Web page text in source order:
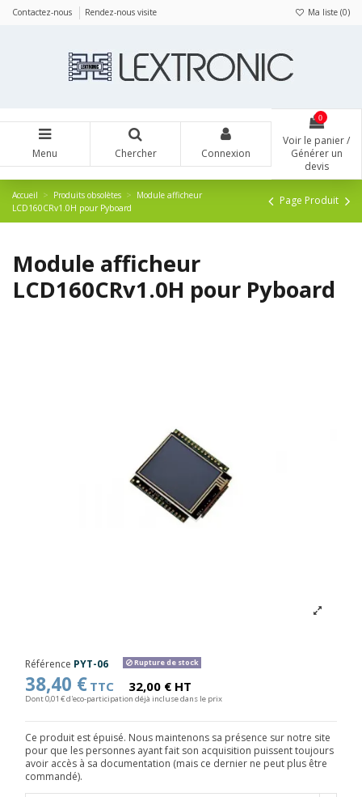
Contactez-nous Rendez-nous visite Ma liste (0)
Menu Chercher Connexion
0
Voir le panier /
Générer un
devis
Accueil Produits obsolètes
Module afficheur
LCD160CRv1.0H pour Pyboard
Page Produit
Module afficheur
LCD160CRv1.0H pour Pyboard
Référence PYT-06 Rupture de stock
38,40 € TTC 32,00 € HT
Dont 0,01 € d'eco-participation déjà incluse dans le prix
Ce produit est épuisé. Nous maintenons sa présence sur notre site
pour que les personnes ayant fait son acquisition puissent toujours
avoir accès à sa documentation (mais ce dernier ne peut plus être
commandé).
Panneau de gestion des cookies